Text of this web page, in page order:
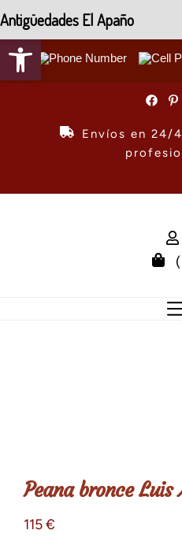
Abrir barra de herramientas
Envíos en 24/
Peana bronce Luis
115€
Antigüedades El Apaño